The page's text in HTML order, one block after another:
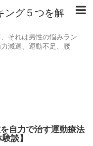
ング５つを解
それは男性の悩みラン
減退、運動不足、腰
自力で治す運動療法
談】